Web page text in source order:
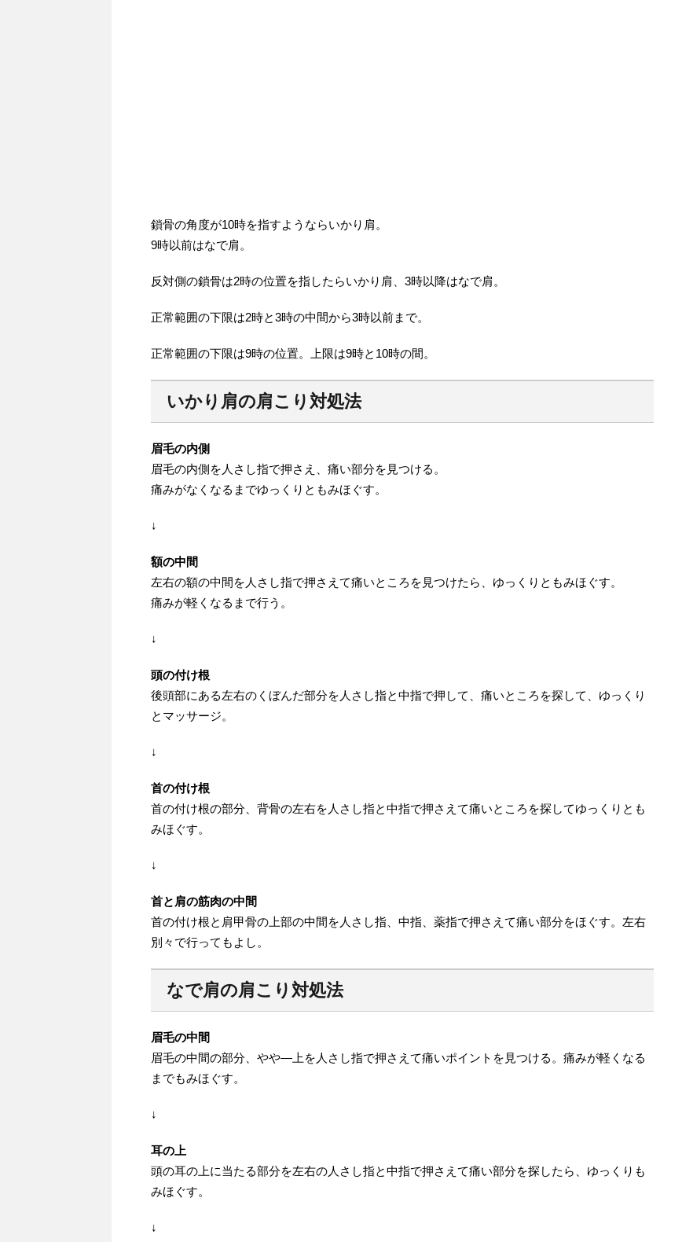
鎖骨の角度が10時を指すようならいかり肩。
9時以前はなで肩。
反対側の鎖骨は2時の位置を指したらいかり肩、3時以降はなで肩。
正常範囲の下限は2時と3時の中間から3時以前まで。
正常範囲の下限は9時の位置。上限は9時と10時の間。
いかり肩の肩こり対処法
眉毛の内側
眉毛の内側を人さし指で押さえ、痛い部分を見つける。
痛みがなくなるまでゆっくりともみほぐす。
↓
額の中間
左右の額の中間を人さし指で押さえて痛いところを見つけたら、ゆっくりともみほぐす。
痛みが軽くなるまで行う。
↓
頭の付け根
後頭部にある左右のくぼんだ部分を人さし指と中指で押して、痛いところを探して、ゆっくり
とマッサージ。
↓
首の付け根
首の付け根の部分、背骨の左右を人さし指と中指で押さえて痛いところを探してゆっくりとも
みほぐす。
↓
首と肩の筋肉の中間
首の付け根と肩甲骨の上部の中間を人さし指、中指、薬指で押さえて痛い部分をほぐす。左右
別々で行ってもよし。
なで肩の肩こり対処法
眉毛の中間
眉毛の中間の部分、やや—上を人さし指で押さえて痛いポイントを見つける。痛みが軽くなる
までもみほぐす。
↓
耳の上
頭の耳の上に当たる部分を左右の人さし指と中指で押さえて痛い部分を探したら、ゆっくりも
みほぐす。
↓